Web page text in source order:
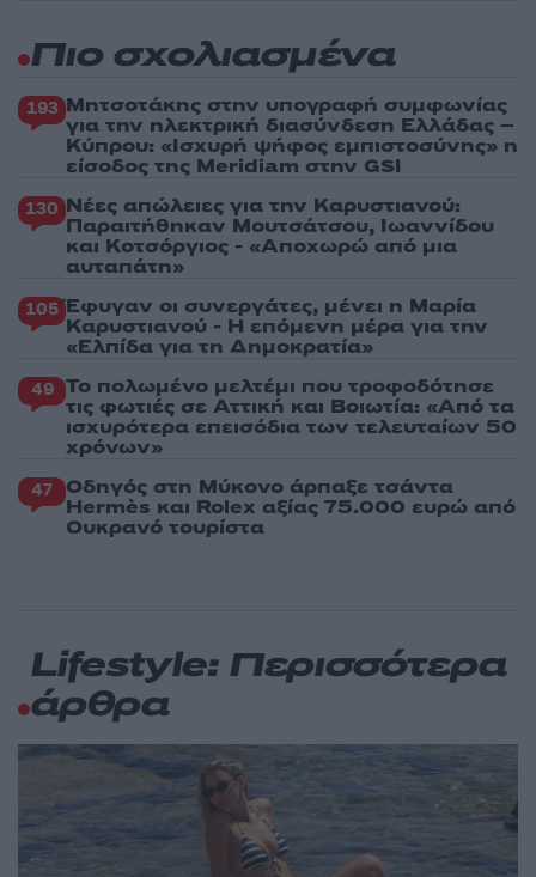
Πιο σχολιασμένα
193 Μητσοτάκης στην υπογραφή συμφωνίας
για την ηλεκτρική διασύνδεση Ελλάδας –
Κύπρου: «Ισχυρή ψήφος εμπιστοσύνης» η
είσοδος της Meridiam στην GSI
130 Νέες απώλειες για την Καρυστιανού:
Παραιτήθηκαν Μουτσάτσου, Ιωαννίδου
και Κοτσόργιος - «Αποχωρώ από μια
αυταπάτη»
105 Έφυγαν οι συνεργάτες, μένει η Μαρία
Καρυστιανού - Η επόμενη μέρα για την
«Ελπίδα για τη Δημοκρατία»
49 Το πολωμένο μελτέμι που τροφοδότησε
τις φωτιές σε Αττική και Βοιωτία: «Από τα
ισχυρότερα επεισόδια των τελευταίων 50
χρόνων»
47 Οδηγός στη Μύκονο άρπαξε τσάντα
Hermès και Rolex αξίας 75.000 ευρώ από
Ουκρανό τουρίστα
Lifestyle: Περισσότερα
άρθρα